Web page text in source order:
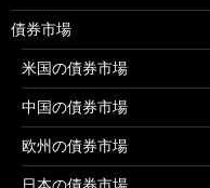
債券市場
米国の債券市場
中国の債券市場
欧州の債券市場
日本の債券市場